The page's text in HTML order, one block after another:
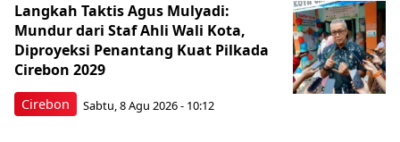
Cirebon
Langkah Taktis Agus Mulyadi:
Mundur dari Staf Ahli Wali Kota,
Diproyeksi Penantang Kuat Pilkada
Cirebon 2029
Sabtu, 8 Agu 2026 - 10:12